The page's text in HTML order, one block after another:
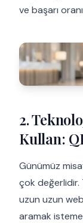
ve başarı
2.
Kullan:
Günümüz
çok değerlidir.
uzun uzun
aramak